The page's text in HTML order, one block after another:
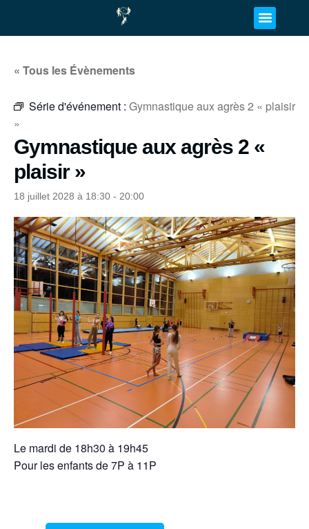
« Tous les Évènements
Série d'événement : Gymnastique aux agrès 2 « plaisir
»
Gymnastique aux agrès 2 «
plaisir »
18 juillet 2028 à 18:30 - 20:00
Le mardi de 18h30 à 19h45
Pour les enfants de 7P à 11P